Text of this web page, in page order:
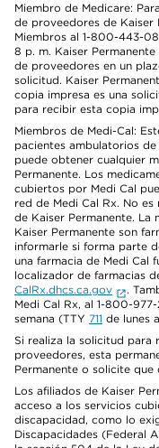
Miembro de Medicare:
de proveedores de Kaiser
Miembros al 1-800-443-
8 p. m. Kaiser
de proveedores en un
solicitud. Kaiser
copia impresa es una
para recibir esta copia
Miembros de Medi-Cal:
pacientes ambulatorios de
puede obtener cualquier
Permanente. Los
cubiertos por Medi Cal
red de Medi Cal Rx. No
de Kaiser Permanente. La
Kaiser Permanente son
informarle si forma parte
una farmacia de Medi Cal
localizador de farmacias
CalRx.dhcs.ca.gov
.
Medi Cal Rx, al 1-800-
semana (TTY 711 de lunes
Si realiza la solicitud para
proveedores, esta
Permanente o solicite que
Los afiliados de Kaiser
acceso a los servicios
discapacidad, como lo
Discapacidades (Federal